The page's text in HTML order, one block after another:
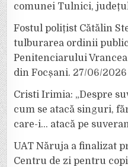
comunei Tulnici, județul
Fostul polițist Cătălin
tulburarea ordinii
Penitenciarului
din Focșani. 27/06/2026
Cristi Irimia: „Despre
cum se atacă singuri,
care-i… atacă pe
UAT Năruja a finalizat
Centru de zi pentru